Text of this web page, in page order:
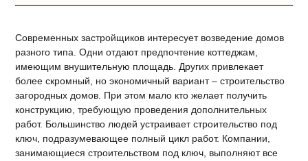
Современных застройщиков интересует возведение домов
разного типа. Одни отдают предпочтение коттеджам,
имеющим внушительную площадь. Других привлекает
более скромный, но экономичный вариант – строительство
загородных домов. При этом мало кто желает получить
конструкцию, требующую проведения дополнительных
работ. Большинство людей устраивает строительство под
ключ, подразумевающее полный цикл работ. Компании,
занимающиеся строительством под ключ, выполняют все